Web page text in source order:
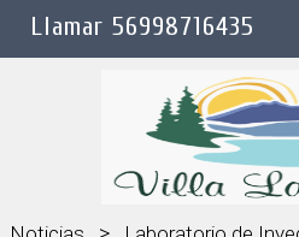
Llamar 56998716435